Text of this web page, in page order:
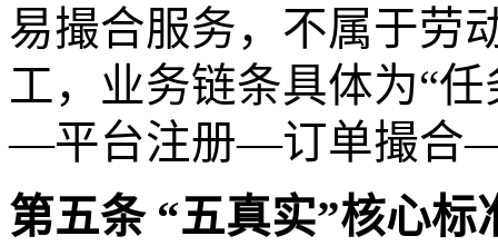
易撮合服务，不属于劳
工， 业务链条具体为“
—平台注册—订单撮合
第五条 “五真实”核心标